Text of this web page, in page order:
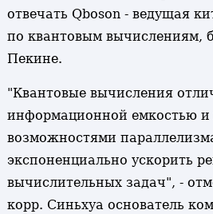
отвечать Qboson - ведущая
по квантовым вычислениям,
Пекине.
"Квантовые вычисления
информационной емкостью
возможностями
экспоненциально ускорить
вычислительных задач", -
корр. Синьхуа основатель